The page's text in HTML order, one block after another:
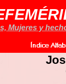
Mujeres y